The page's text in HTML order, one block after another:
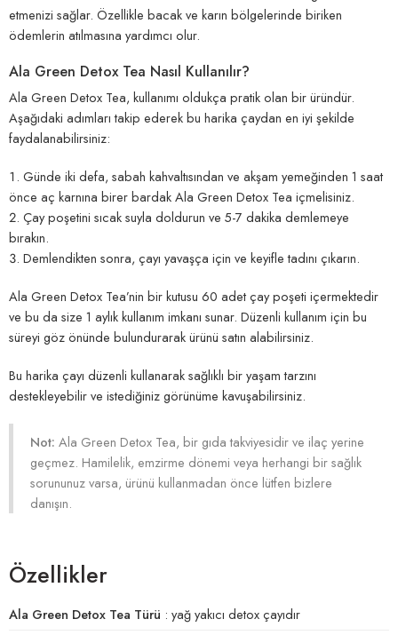
etmenizi sağlar. Özellikle bacak ve karın bölgelerinde biriken
ödemlerin atılmasına yardımcı olur.
Ala Green Detox Tea Nasıl Kullanılır?
Ala Green Detox Tea, kullanımı oldukça pratik olan bir üründür.
Aşağıdaki adımları takip ederek bu harika çaydan en iyi şekilde
faydalanabilirsiniz:
Günde iki defa, sabah kahvaltısından ve akşam yemeğinden 1 saat
önce aç karnına birer bardak Ala Green Detox Tea içmelisiniz.
Çay poşetini sıcak suyla doldurun ve 5-7 dakika demlemeye
bırakın.
Demlendikten sonra, çayı yavaşça için ve keyifle tadını çıkarın.
Ala Green Detox Tea’nin bir kutusu 60 adet çay poşeti içermektedir
ve bu da size 1 aylık kullanım imkanı sunar. Düzenli kullanım için bu
süreyi göz önünde bulundurarak ürünü satın alabilirsiniz.
Bu harika çayı düzenli kullanarak sağlıklı bir yaşam tarzını
destekleyebilir ve istediğiniz görünüme kavuşabilirsiniz.
Not: Ala Green Detox Tea, bir gıda takviyesidir ve ilaç yerine
geçmez. Hamilelik, emzirme dönemi veya herhangi bir sağlık
sorununuz varsa, ürünü kullanmadan önce lütfen bizlere
danışın.
Özellikler
Ala Green Detox Tea Türü : yağ yakıcı detox çayıdır